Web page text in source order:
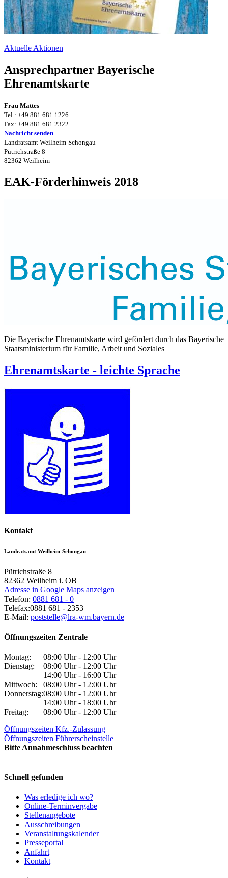
Aktuelle Aktionen
Ansprechpartner Bayerische
Ehrenamtskarte
Frau Mattes
Tel.: +49 881 681 1226
Fax: +49 881 681 2322
Nachricht senden
Landratsamt Weilheim-Schongau
Pütrichstraße 8
82362 Weilheim
EAK-Förderhinweis 2018
Die Bayerische Ehrenamtskarte wird gefördert durch das Bayerische
Staatsministerium für Familie, Arbeit und Soziales
Ehrenamtskarte - leichte Sprache
Kontakt
Landratsamt Weilheim-Schongau
Pütrichstraße 8
82362 Weilheim i. OB
Adresse in Google Maps anzeigen
Telefon: 0881 681 - 0
Telefax:0881 681 - 2353
E-Mail: poststelle@lra-wm.bayern.de
Öffnungszeiten Zentrale
Montag:
08:00 Uhr - 12:00 Uhr
Dienstag:
08:00 Uhr - 12:00 Uhr
14:00 Uhr - 16:00 Uhr
Mittwoch:
08:00 Uhr - 12:00 Uhr
Donnerstag:08:00 Uhr - 12:00 Uhr
14:00 Uhr - 18:00 Uhr
Freitag:
08:00 Uhr - 12:00 Uhr
Öffnungszeiten Kfz.-Zulassung
Öffnungszeiten Führerscheinstelle
Bitte Annahmeschluss beachten
Schnell gefunden
Was erledige ich wo?
Online-Terminvergabe
Stellenangebote
Ausschreibungen
Veranstaltungskalender
Presseportal
Anfahrt
Kontakt